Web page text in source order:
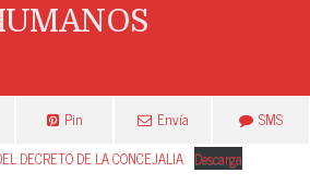
Pin Envía
SMS
DECRETO DE LA CONCEJALIA Descarga